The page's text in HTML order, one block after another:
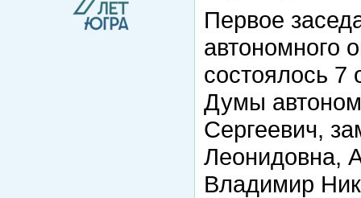
Первое
автономного
состоялось 7
Думы
Сергеевич,
Леонидовна,
Владимир